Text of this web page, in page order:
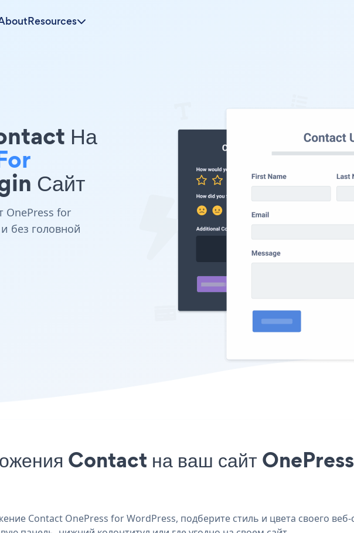
Resources
На
Сайт
OnePress for
без головной
Contact на ваш сайт
Contact OnePress for WordPress, подберите стиль и цвета своего